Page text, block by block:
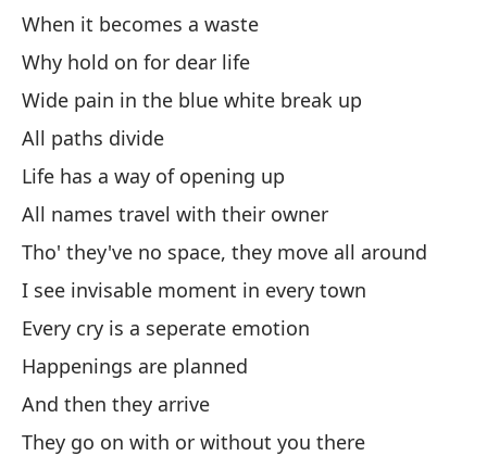
When it becomes a waste
Why hold on for dear life
Wide pain in the blue white break up
All paths divide
Life has a way of opening up
All names travel with their owner
Tho' they've no space, they move all around
I see invisable moment in every town
Every cry is a seperate emotion
Happenings are planned
And then they arrive
They go on with or without you there